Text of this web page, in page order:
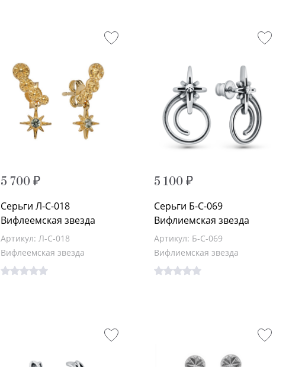
5 700 ₽
Серьги Л-С-018
Вифлеемская звезда
Артикул: Л-С-018
Вифлеемская звезда
5 100 ₽
Серьги Б-С-069
Вифлиемская звезда
Артикул: Б-С-069
Вифлиемская звезда